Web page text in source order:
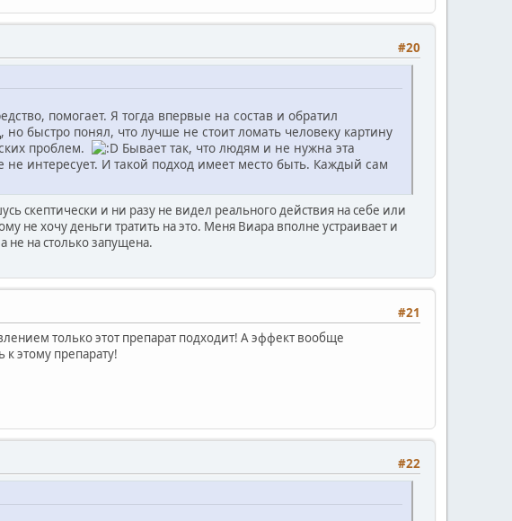
#20
помогает. Я тогда впервые на состав и обратил
быстро понял, что лучше не стоит ломать человеку картину
проблем.
Бывает так, что людям и не нужна эта
интересует. И такой подход имеет место быть. Каждый сам
скептически и ни разу не видел реального действия на себе или
не хочу деньги тратить на это. Меня Виара вполне устраивает и
на столько запущена.
#21
только этот препарат подходит! А эффект вообще
этому препарату!
#22